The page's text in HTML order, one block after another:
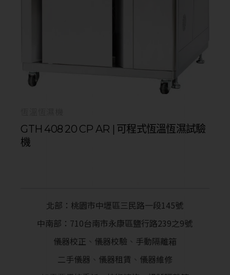
GTH 408 20 CP AR | 可程式恆溫恆濕試驗
機
北部：桃園市中壢區三民路一段145號
中南部：710台南市永康區鹽行路239之9號
儀器校正 、 儀器校驗 、 手動隔離箱
二手儀器 、 儀器租賃 、 儀器維修